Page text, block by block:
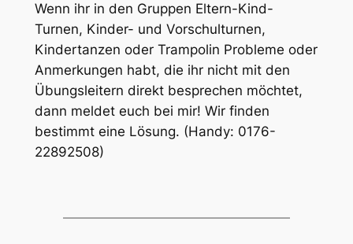
Wenn ihr in den Gruppen Eltern-Kind-
Turnen, Kinder- und Vorschulturnen,
Kindertanzen oder Trampolin Probleme oder
Anmerkungen habt, die ihr nicht mit den
Übungsleitern direkt besprechen möchtet,
dann meldet euch bei mir! Wir finden
bestimmt eine Lösung. (Handy: 0176-
22892508)